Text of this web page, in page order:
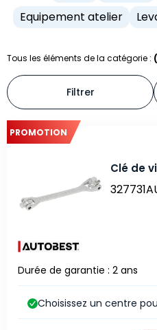
Equipement atelier
Tous les éléments de la catégorie :
Filtrer
PROMOTION
Clé de
Durée de garantie : 2 ans
Choisissez un centre